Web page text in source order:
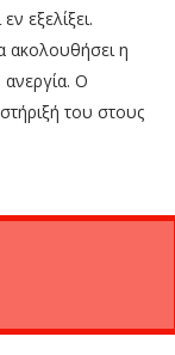
εξελίξει.
ακολουθήσει η
ανεργία. Ο
του στους